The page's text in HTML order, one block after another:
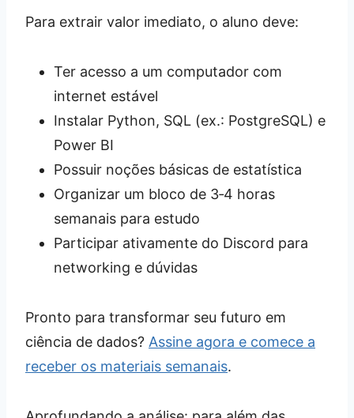
Para extrair valor imediato, o aluno deve:
Ter acesso a um computador com
internet estável
Instalar Python, SQL (ex.: PostgreSQL) e
Power BI
Possuir noções básicas de estatística
Organizar um bloco de 3‑4 horas
semanais para estudo
Participar ativamente do Discord para
networking e dúvidas
Pronto para transformar seu futuro em
ciência de dados? Assine agora e comece a
receber os materiais semanais.